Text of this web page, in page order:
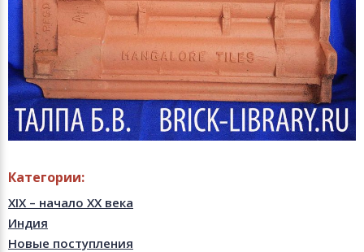
Категории:
XIX – начало XX века
Индия
Новые поступления